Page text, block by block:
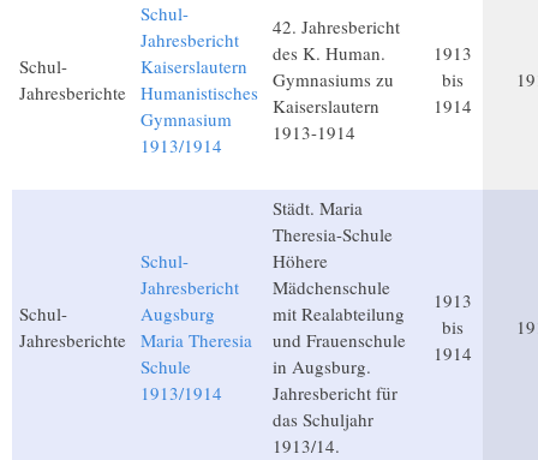
Schul-
Jahresberichte
Schul-
Jahresbericht
Kaiserslautern
Humanistisches
Gymnasium
1913/1914
42. Jahresbericht
des K. Human.
Gymnasiums zu
Kaiserslautern
1913-1914
1913
bis
1914
Schul-
Jahresberichte
Schul-
Jahresbericht
Augsburg
Maria Theresia
Schule
1913/1914
Städt. Maria
Theresia-Schule
Höhere
Mädchenschule
mit Realabteilung
und Frauenschule
in Augsburg.
Jahresbericht für
das Schuljahr
1913/14.
1913
bis
1914